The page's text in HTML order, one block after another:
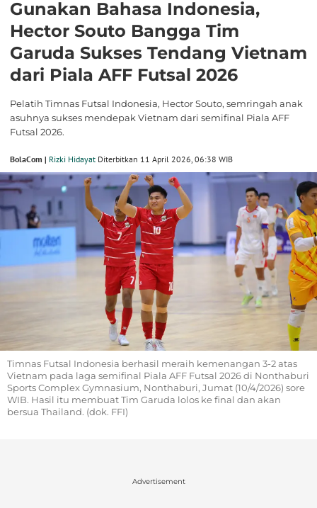
Gunakan Bahasa Indonesia,
Hector Souto Bangga Tim
Garuda Sukses Tendang Vietnam
dari Piala AFF Futsal 2026
Pelatih Timnas Futsal Indonesia, Hector Souto, semringah anak
asuhnya sukses mendepak Vietnam dari semifinal Piala AFF
Futsal 2026.
BolaCom | Rizki Hidayat Diterbitkan 11 April 2026, 06:38 WIB
Timnas Futsal Indonesia berhasil meraih kemenangan 3-2 atas
Vietnam pada laga semifinal Piala AFF Futsal 2026 di Nonthaburi
Sports Complex Gymnasium, Nonthaburi, Jumat (10/4/2026) sore
WIB. Hasil itu membuat Tim Garuda lolos ke final dan akan
bersua Thailand. (dok. FFI)
Advertisement